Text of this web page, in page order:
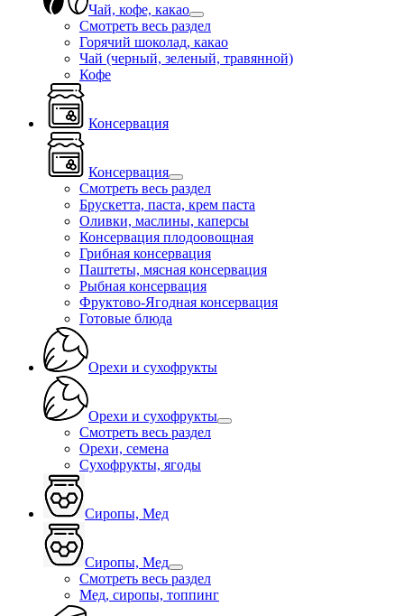
Чай, кофе, какао
Смотреть весь раздел
Горячий шоколад, какао
Чай (черный, зеленый, травянной)
Кофе
Консервация
Консервация
Смотреть весь раздел
Брускетта, паста, крем паста
Оливки, маслины, каперсы
Консервация плодоовощная
Грибная консервация
Паштеты, мясная консервация
Рыбная консервация
Фруктово-Ягодная консервация
Готовые блюда
Орехи и сухофрукты
Орехи и сухофрукты
Смотреть весь раздел
Орехи, семена
Сухофрукты, ягоды
Сиропы, Мед
Сиропы, Мед
Смотреть весь раздел
Мед, сиропы, топпинг